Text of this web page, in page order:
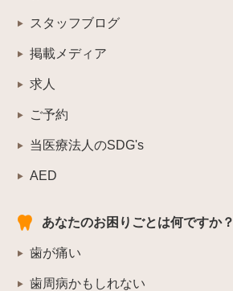
スタッフブログ
掲載メディア
求人
ご予約
当医療法人のSDG's
AED
あなたのお困りごとは何ですか？
歯が痛い
歯周病かもしれない